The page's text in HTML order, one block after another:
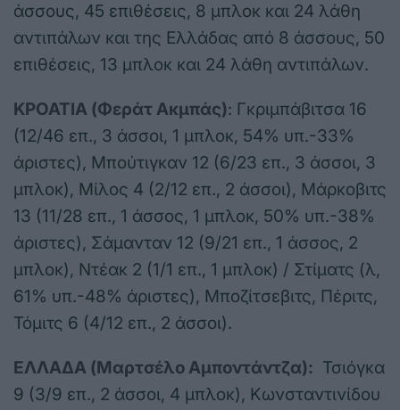
άσσους, 45 επιθέσεις, 8 μπλοκ και 24 λάθη
αντιπάλων και της Ελλάδας από 8 άσσους, 50
επιθέσεις, 13 μπλοκ και 24 λάθη αντιπάλων.
ΚΡΟΑΤΙΑ (Φεράτ Ακμπάς): Γκριμπάβιτσα 16
(12/46 επ., 3 άσσοι, 1 μπλοκ, 54% υπ.-33%
άριστες), Μπούτιγκαν 12 (6/23 επ., 3 άσσοι, 3
μπλοκ), Μίλος 4 (2/12 επ., 2 άσσοι), Μάρκοβιτς
13 (11/28 επ., 1 άσσος, 1 μπλοκ, 50% υπ.-38%
άριστες), Σάμανταν 12 (9/21 επ., 1 άσσος, 2
μπλοκ), Ντέακ 2 (1/1 επ., 1 μπλοκ) / Στίματς (λ,
61% υπ.-48% άριστες), Μποζίτσεβιτς, Πέριτς,
Τόμιτς 6 (4/12 επ., 2 άσσοι).
ΕΛΛΑΔΑ (Μαρτσέλο Αμποντάντζα): Τσιόγκα
9 (3/9 επ., 2 άσσοι, 4 μπλοκ), Κωνσταντινίδου